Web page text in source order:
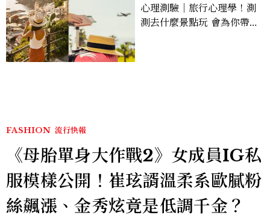
心理測驗｜旅行心理學！測
測去什麼景點玩 會為你帶來
FASHION 流行快報
《母胎單身大作戰2》女成員IG私
服模樣公開！崔玹諝溫柔系歐膩粉
絲飆漲、金秀炫竟是低調千金？